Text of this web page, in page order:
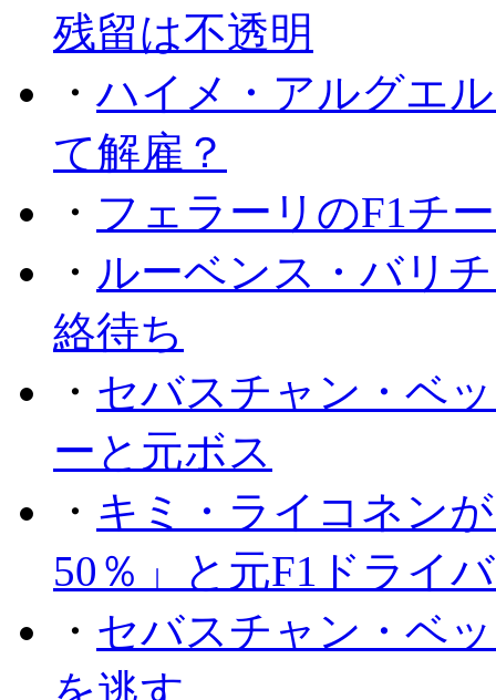
残留は不透明
・ハイメ・アルグエ
て解雇？
・ フェラーリのF1チ
・ ルーベンス・バリ
絡待ち
・ セバスチャン・ベ
ーと元ボス
・ キミ・ライコネン
50％」と元F1ドライ
・ セバスチャン・ベ